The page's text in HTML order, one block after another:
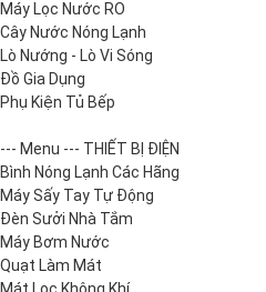
Máy Lọc Nước RO
Cây Nước Nóng Lạnh
Lò Nướng - Lò Vi Sóng
Đồ Gia Dụng
Phụ Kiện Tủ Bếp
--- Menu --- THIẾT BỊ ĐIỆN
Bình Nóng Lạnh Các Hãng
Máy Sấy Tay Tự Động
Đèn Sưởi Nhà Tắm
Máy Bơm Nước
Quạt Làm Mát